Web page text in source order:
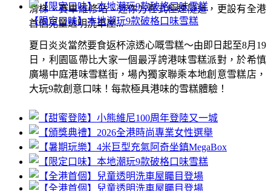
滑梯、賽車維修站、迷你方程式極速隧道，更設有全港
首個兒童透明洗車屋...
【限定口味】本地潮玩9款破格口味雪糕
夏日炎炎當然要食返杯涼透心嘅雪糕～由即日起至8月19
日，利園區帶比大家一個最浮誇港味雪糕派對，於希慎
廣場中庭港味雪糕街，場內獨家聯乘本地創意雪糕店，
大玩9款創意口味！每款極具港味的雪糕體驗！